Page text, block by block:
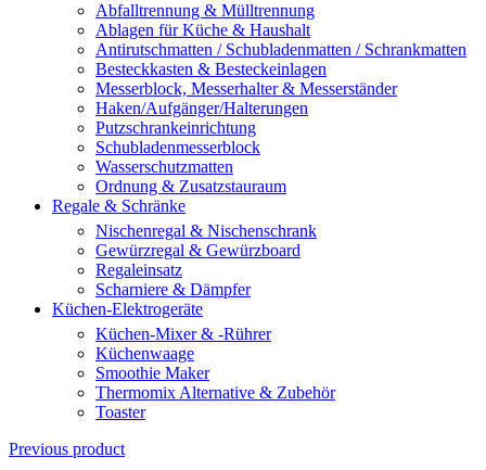
Abfalltrennung & Mülltrennung
Ablagen für Küche & Haushalt
Antirutschmatten / Schubladenmatten / Schrankmatten
Besteckkasten & Besteckeinlagen
Messerblock, Messerhalter & Messerständer
Haken/Aufgänger/Halterungen
Putzschrankeinrichtung
Schubladenmesserblock
Wasserschutzmatten
Ordnung & Zusatzstauraum
Regale & Schränke
Nischenregal & Nischenschrank
Gewürzregal & Gewürzboard
Regaleinsatz
Scharniere & Dämpfer
Küchen-Elektrogeräte
Küchen-Mixer & -Rührer
Küchenwaage
Smoothie Maker
Thermomix Alternative & Zubehör
Toaster
Previous product